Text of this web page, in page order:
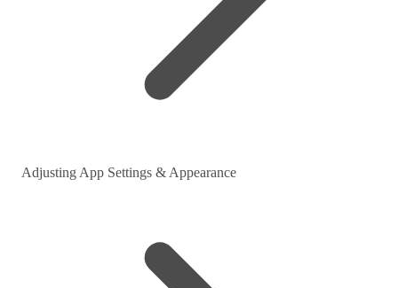
Adjusting App Settings & Appearance